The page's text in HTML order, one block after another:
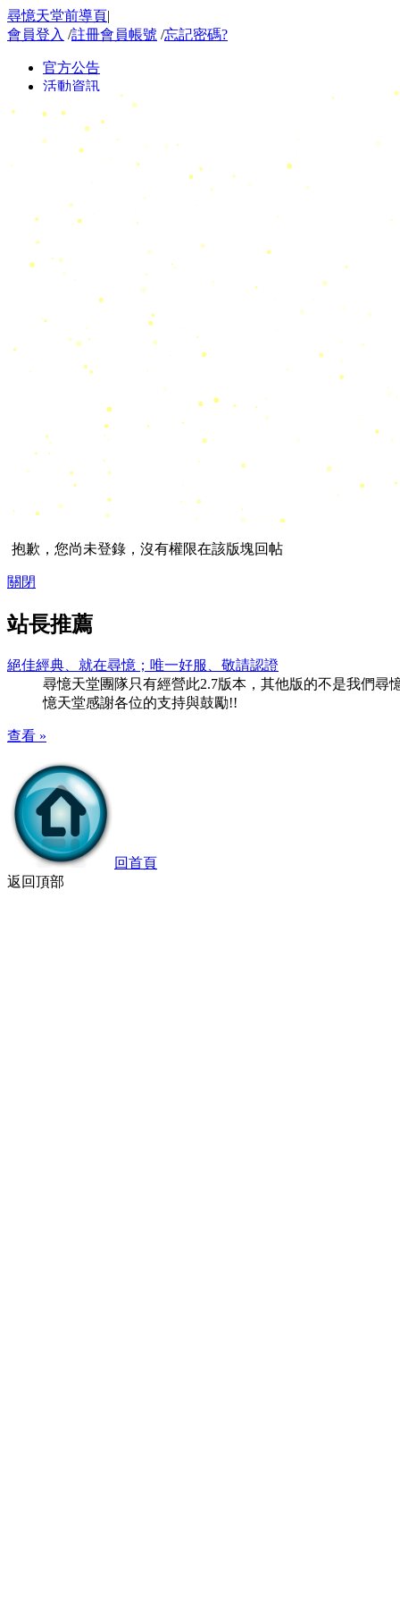
尋憶天堂前導頁|
會員登入 /註冊會員帳號 /忘記密碼?
抱歉，您尚未登錄，沒有權限在該版塊回帖
關閉
站長推薦
絕佳經典、就在尋憶；唯一好服、敬請認證
尋憶天堂團隊只有經營此2.7版本，其他版的不是我們尋
憶天堂感謝各位的支持與鼓勵!!
查看 »
回首頁
返回頂部